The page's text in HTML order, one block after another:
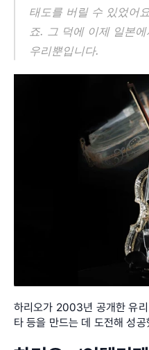
태도를 버릴 수 있었어
죠. 그 덕에 이제 일본
우리뿐입니다.
하리오가 2003년 공개한 유
타 등을 만드는 데 도전해 성